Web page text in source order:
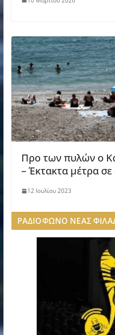
Προ των πυλών ο
– Έκτακτα μέτρα
12 Ιουλίου 2023
ΡΑΔΙΟΦΩΝΟ ΝΕΑΣ